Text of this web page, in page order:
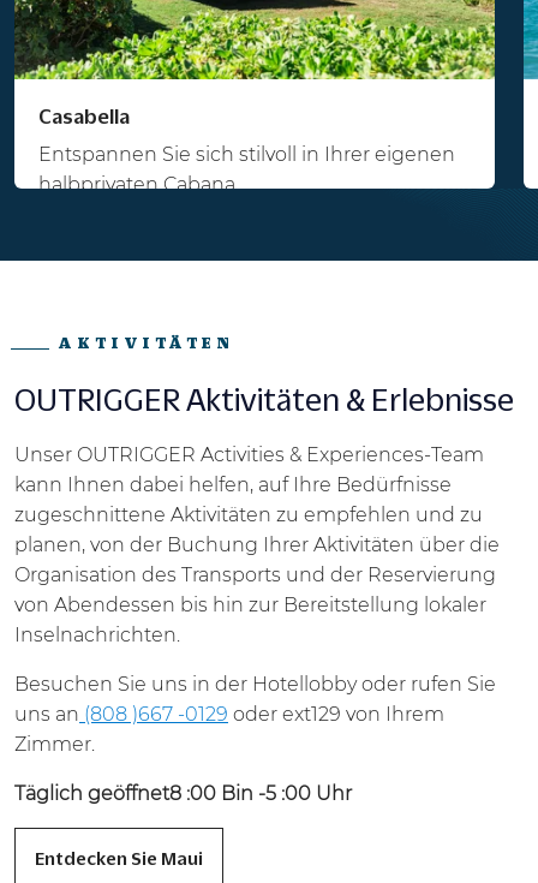
Casabella
Entspannen Sie sich stilvoll in Ihrer eigenen
halbprivaten Cabana.
AKTIVITÄTEN
OUTRIGGER Aktivitäten & Erlebnisse
Unser OUTRIGGER Activities & Experiences-Team
kann Ihnen dabei helfen, auf Ihre Bedürfnisse
zugeschnittene Aktivitäten zu empfehlen und zu
planen, von der Buchung Ihrer Aktivitäten über die
Organisation des Transports und der Reservierung
von Abendessen bis hin zur Bereitstellung lokaler
Inselnachrichten.
Besuchen Sie uns in der Hotellobby oder rufen Sie
uns an (808 )667 -0129 oder ext129 von Ihrem
Zimmer.
Täglich geöffnet8 :00 Bin -5 :00 Uhr
Entdecken Sie Maui